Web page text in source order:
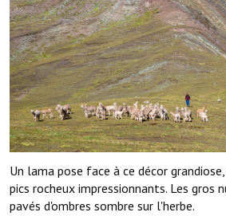
Un lama pose face à ce décor
pics rocheux impressionnants. Les gros
pavés d'ombres sombre sur l'herbe.